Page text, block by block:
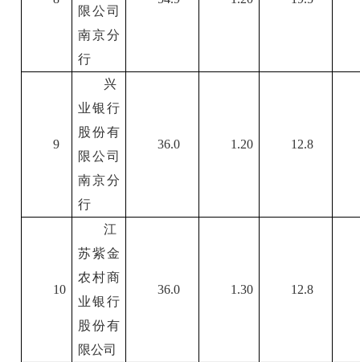
限公司
南京分
行
9
兴
业银行
股份有
限公司
南京分
行
36.0 1.20 12.8
10
江
苏紫金
农村商
业银行
股份有
限公司
36.0 1.30 12.8